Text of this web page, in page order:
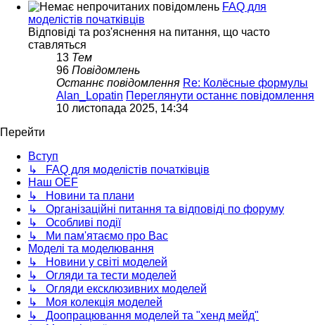
FAQ для
моделістів початківців
Відповіді та роз'яснення на питання, що часто
ставляться
13 Тем
96 Повідомлень
Останнє повідомлення Re: Колёсные формулы
Alan_Lopatin Переглянути останнє повідомлення
10 листопада 2025, 14:34
Перейти
Вступ
↳ FAQ для моделістів початківців
Наш OEF
↳ Новини та плани
↳ Організаційні питання та відповіді по форуму
↳ Особливі події
↳ Ми пам'ятаємо про Вас
Моделі та моделювання
↳ Новини у світі моделей
↳ Огляди та тести моделей
↳ Огляди ексклюзивних моделей
↳ Моя колекція моделей
↳ Доопрацювання моделей та "хенд мейд"